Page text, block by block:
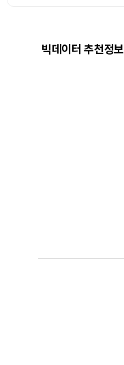
빅데이터 추천정보